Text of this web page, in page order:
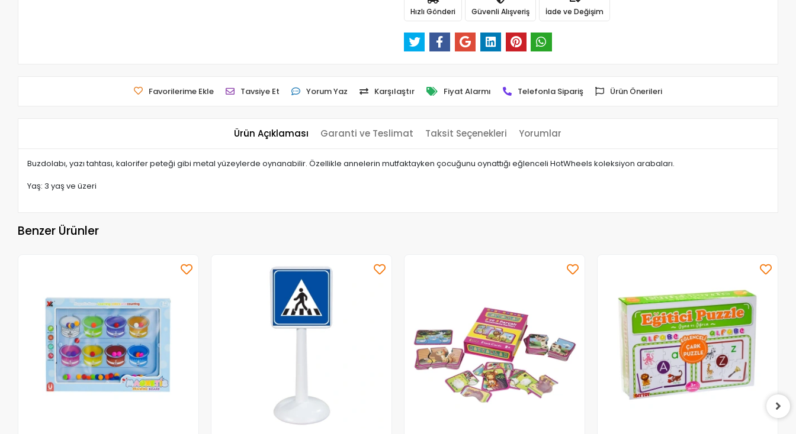
Hızlı Gönderi Güvenli Alışveriş İade ve Değişim
Favorilerime Ekle Tavsiye Et Yorum Yaz Karşılaştır Fiyat Alarmı Telefonla Sipariş Ürün Önerileri
Ürün Açıklaması Garanti ve Teslimat Taksit Seçenekleri Yorumlar
Buzdolabı, yazı tahtası, kalorifer peteği gibi metal yüzeylerde oynanabilir. Özellikle annelerin mutfaktayken çocuğunu oynattığı eğlenceli HotWheels koleksiyon arabaları.
Yaş: 3 yaş ve üzeri
Benzer Ürünler